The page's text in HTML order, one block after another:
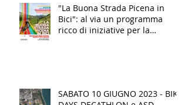
"La Buona Strada Picena in
Bici": al via un programma
ricco di iniziative per la
SABATO 10 GIUGNO 2023 - BIKE